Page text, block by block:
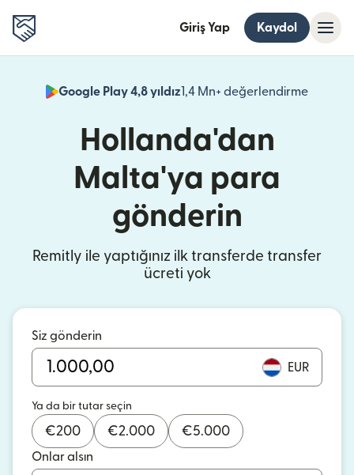
Giriş Yap Kaydol
Google Play 4,8 yıldız1,4 Mn+ değerlendirme
Hollanda'dan
Malta'ya para
gönderin
Remitly ile yaptığınız ilk transferde transfer
ücreti yok
Siz gönderin
EUR
Ya da bir tutar seçin
€200 €2.000 €5.000
Onlar alsın